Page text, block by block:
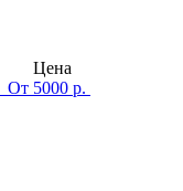
Цена
От 5000 р.